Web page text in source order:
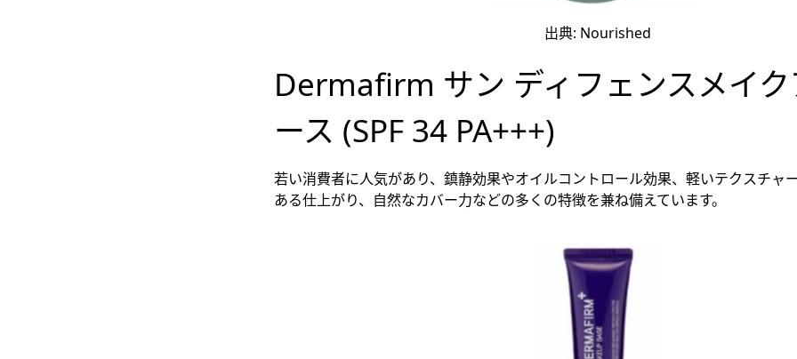
出典: Nourished
Dermafirm サン ディフェンスメイ
ース (SPF 34 PA+++)
若い消費者に人気があり、鎮静効果やオイルコントロール効果、軽いテクスチャ
ある仕上がり、自然なカバー力などの多くの特徴を兼ね備えています。